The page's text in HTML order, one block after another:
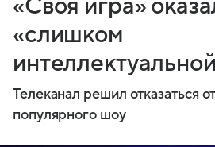
«Своя игра»
«слишком
Телеканал решил отказаться
популярного шоу